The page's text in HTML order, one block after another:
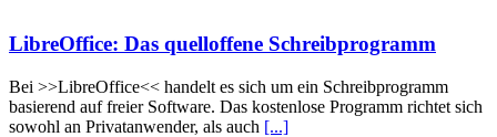
LibreOffice: Das quelloffene Schreibprogramm
Bei >>LibreOffice<< handelt es sich um ein Schreibprogramm
basierend auf freier Software. Das kostenlose Programm richtet sich
sowohl an Privatanwender, als auch [...]